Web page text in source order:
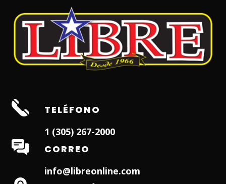
TELÉFONO
1 (305) 267-2000
CORREO
info@libreonline.com